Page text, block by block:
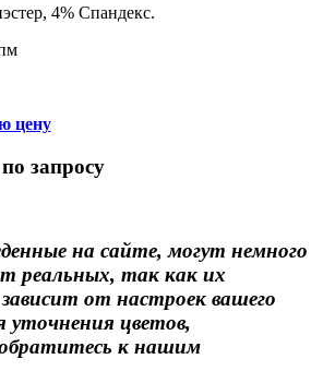
4% Спандекс.
цену
запросу
на сайте, могут немного
реальных, так как их
от настроек вашего
уточнения цветов,
к нашим